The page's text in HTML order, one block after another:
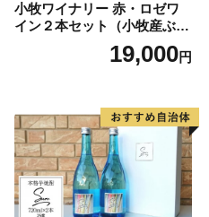
小牧ワイナリー 赤・ロゼワ
イン２本セット（小牧産ぶど
19,000円